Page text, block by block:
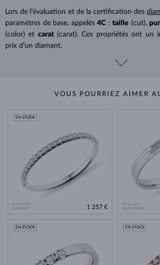
Lors de l’évaluation et de la certification des
paramètres de base, appelés 4C : taille (cut),
(color) et carat (carat). Ces propriétés ont un
prix d’un diamant.
VOUS POURRIEZ AIMER
OR BLANC
DIAMANT
EN STOCK
1 257 €
OR BLANC
SANS PIERRE
EN STOCK EN STOCK